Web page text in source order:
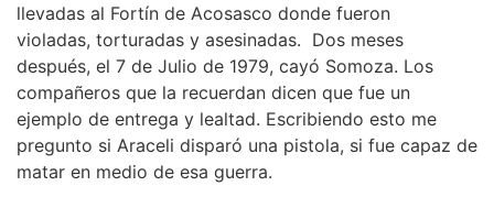
llevadas al Fortín de Acosasco donde fueron
violadas, torturadas y asesinadas. Dos meses
después, el 7 de Julio de 1979, cayó Somoza. Los
compañeros que la recuerdan dicen que fue un
ejemplo de entrega y lealtad. Escribiendo esto me
pregunto si Araceli disparó una pistola, si fue capaz de
matar en medio de esa guerra.